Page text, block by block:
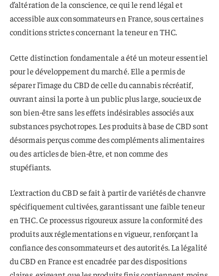
d’altération de la conscience, ce qui le rend légal et
accessible aux consommateurs en France, sous certaines
conditions strictes concernant la teneur en THC.
Cette distinction fondamentale a été un moteur essentiel
pour le développement du marché. Elle a permis de
séparer l’image du CBD de celle du cannabis récréatif,
ouvrant ainsi la porte à un public plus large, soucieux de
son bien-être sans les effets indésirables associés aux
substances psychotropes. Les produits à base de CBD sont
désormais perçus comme des compléments alimentaires
ou des articles de bien-être, et non comme des
stupéfiants.
L’extraction du CBD se fait à partir de variétés de chanvre
spécifiquement cultivées, garantissant une faible teneur
en THC. Ce processus rigoureux assure la conformité des
produits aux réglementations en vigueur, renforçant la
confiance des consommateurs et des autorités. La légalité
du CBD en France est encadrée par des dispositions